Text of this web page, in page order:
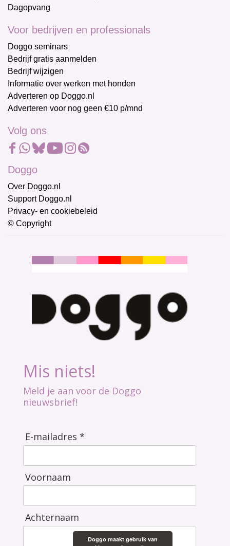
Dagopvang
Voor bedrijven en professionals
Doggo seminars
Bedrijf gratis aanmelden
Bedrijf wijzigen
Informatie over werken met honden
Adverteren op Doggo.nl
Adverteren voor nog geen €10 p/mnd
Volg ons
Doggo
Over Doggo.nl
Support Doggo.nl
Privacy- en cookiebeleid
© Copyright
Mis niets!
Meld je aan voor de Doggo
nieuwsbrief!
E-mailadres *
Voornaam
Achternaam
Doggo maakt gebruik van